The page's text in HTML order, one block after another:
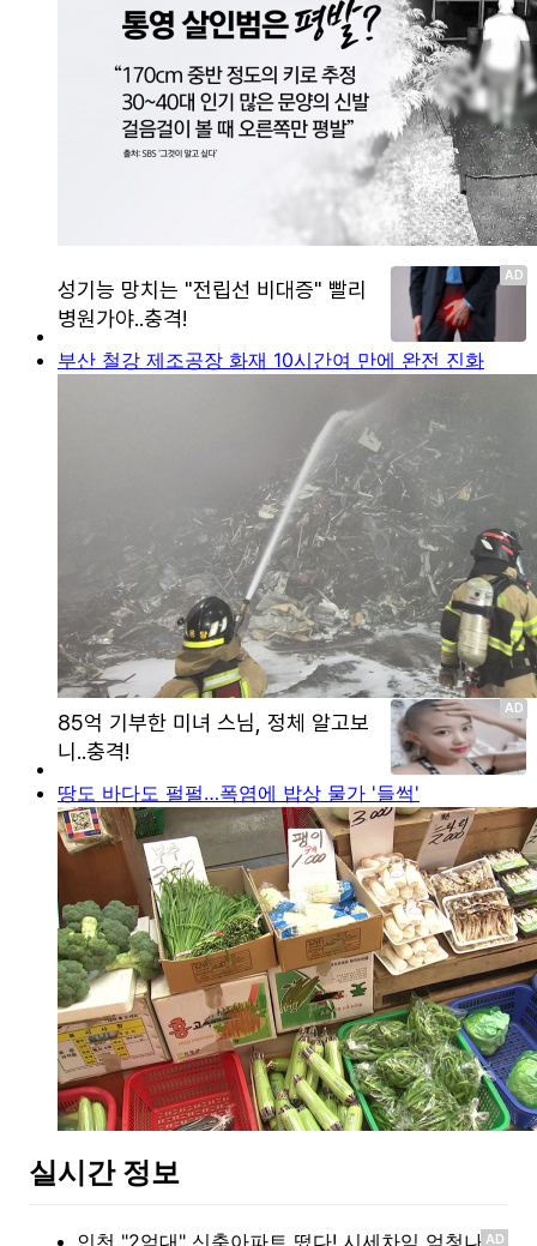
부산 철강 제조공장 화재 10시간여 만에 완전 진화
땅도 바다도 펄펄…폭염에 밥상 물가 '들썩'
실시간 정보
AD